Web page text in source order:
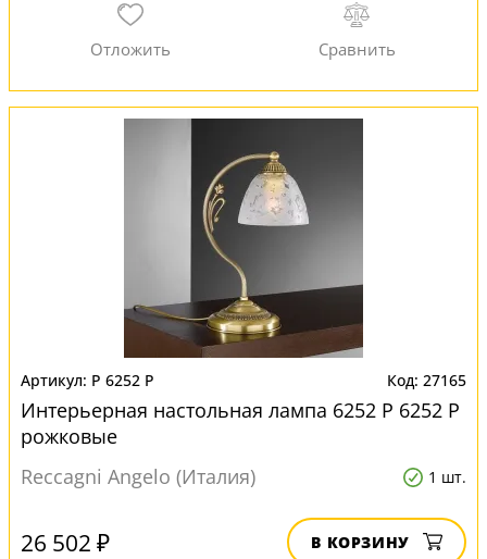
P 6252 P 27165
Интерьерная настольная лампа 6252 P 6252 P
рожковые
Reccagni Angelo (Италия)
1 шт.
26 502 ₽ В КОРЗИНУ